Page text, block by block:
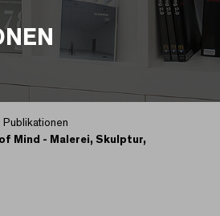
Publikationen
Mind - Malerei, Skulptur,